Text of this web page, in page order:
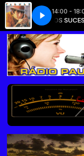
14:00 -
SOUZAOS SUCESSOS
cabeça16 - Raimundo